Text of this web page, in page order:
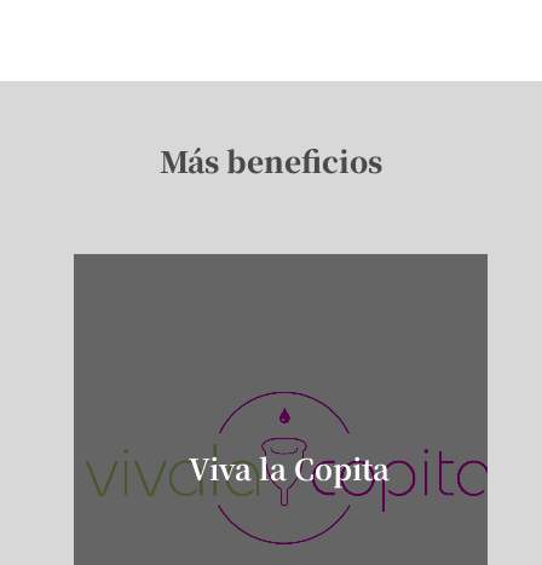
Más beneficios
Viva la Copita